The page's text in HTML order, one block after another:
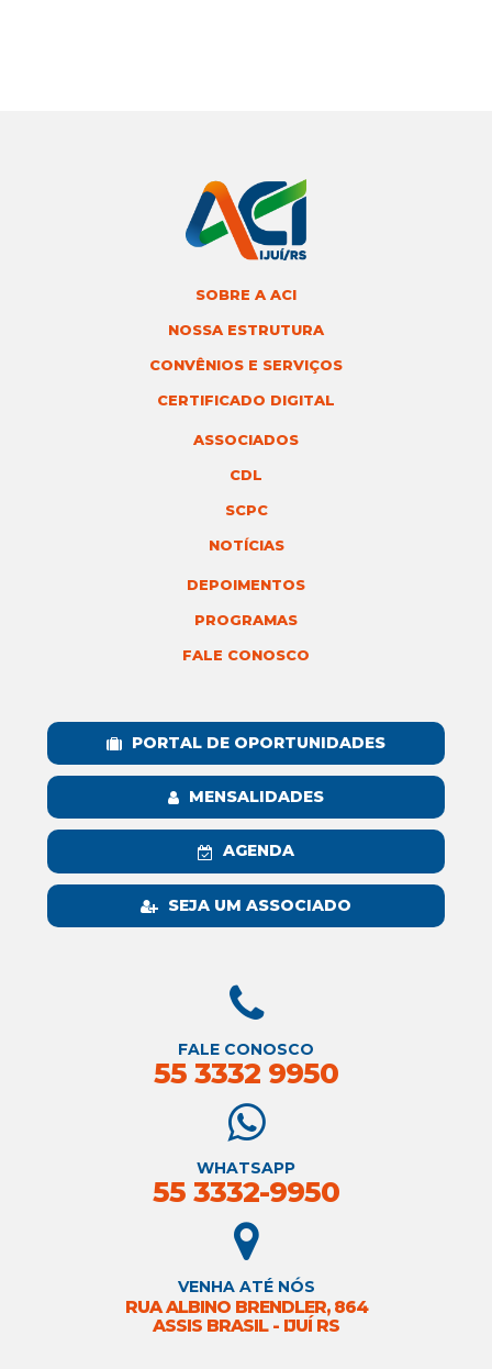
SOBRE A ACI
NOSSA ESTRUTURA
CONVÊNIOS E SERVIÇOS
CERTIFICADO DIGITAL
ASSOCIADOS
CDL
SCPC
NOTÍCIAS
DEPOIMENTOS
PROGRAMAS
FALE CONOSCO
PORTAL DE OPORTUNIDADES
MENSALIDADES
AGENDA
SEJA UM ASSOCIADO
FALE CONOSCO
55 3332 9950
WHATSAPP
55 3332-9950
VENHA ATÉ NÓS
RUA ALBINO BRENDLER, 864
ASSIS BRASIL - IJUÍ RS